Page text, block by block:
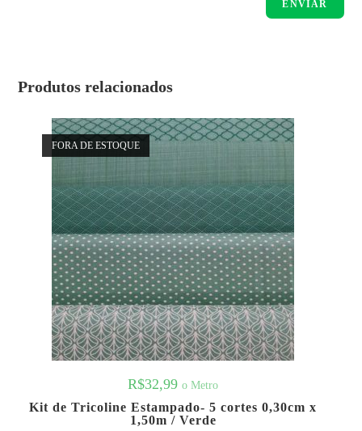
Produtos relacionados
FORA DE ESTOQUE
R$32,99 o Metro
Kit de Tricoline Estampado- 5 cortes 0,30cm x
1,50m / Verde